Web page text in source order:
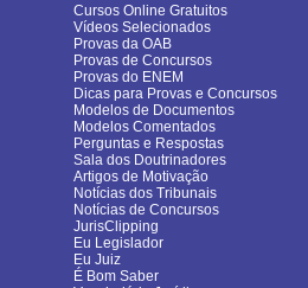
Cursos Online Gratuitos
Vídeos Selecionados
Provas da OAB
Provas de Concursos
Provas do ENEM
Dicas para Provas e Concursos
Modelos de Documentos
Modelos Comentados
Perguntas e Respostas
Sala dos Doutrinadores
Artigos de Motivação
Notícias dos Tribunais
Notícias de Concursos
JurisClipping
Eu Legislador
Eu Juiz
É Bom Saber